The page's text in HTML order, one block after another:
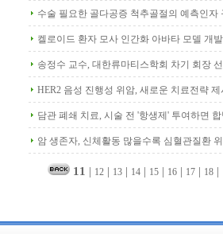
수술 필요한 골다공증 척추골절의 예측인자
켈로이드 환자 모사 인간화 아바타 모델 개발
송정수 교수, 대한류마티스학회 차기 회장
HER2 음성 진행성 위암, 새로운 치료전략 제
담관 폐쇄 치료, 시술 전 '항생제' 투여하면
암 생존자, 신체활동 많을수록 심혈관질환
11 | 12| 13| 14| 15| 16| 17| 18|